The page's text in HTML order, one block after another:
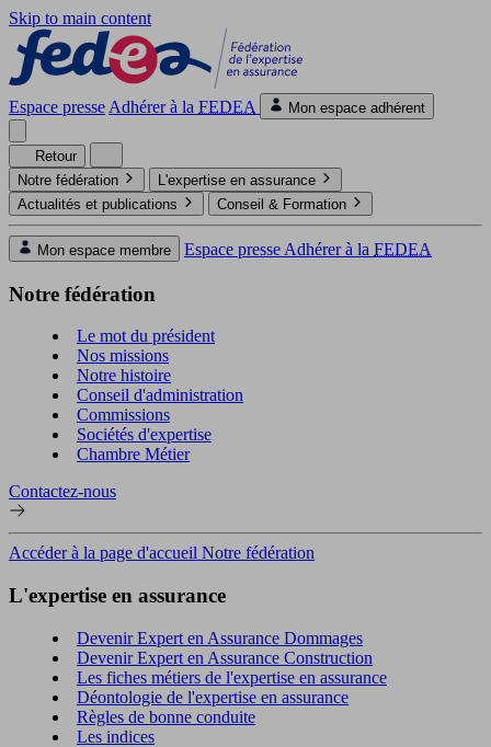
Skip to main content
Espace presse Adhérer à la FEDEA Mon espace adhérent
Retour
Notre fédération
L'expertise en assurance
Actualités et publications
Conseil & Formation
Mon espace membre Espace presse Adhérer à la FEDEA
Notre fédération
Le mot du président
Nos missions
Notre histoire
Conseil d'administration
Commissions
Sociétés d'expertise
Chambre Métier
Contactez-nous
Accéder à la page d'accueil Notre fédération
L'expertise en assurance
Devenir Expert en Assurance Dommages
Devenir Expert en Assurance Construction
Les fiches métiers de l'expertise en assurance
Déontologie de l'expertise en assurance
Règles de bonne conduite
Les indices